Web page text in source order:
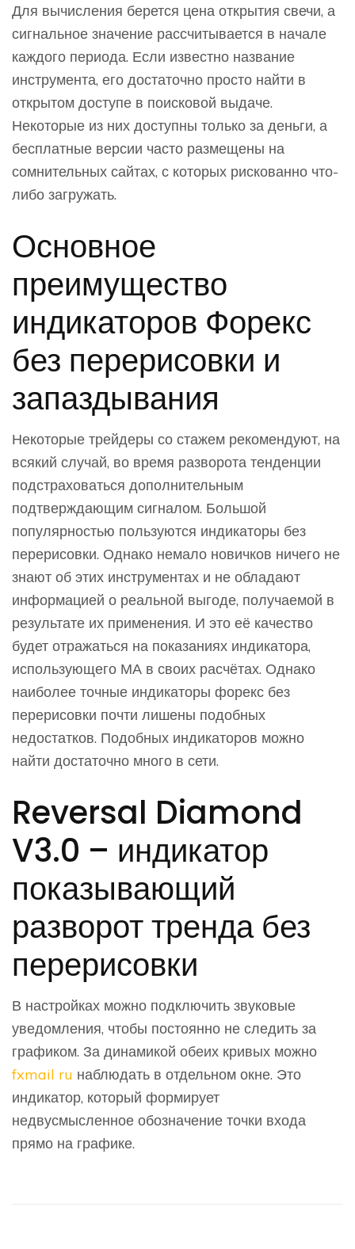
Для вычисления берется цена открытия свечи, а
сигнальное значение рассчитывается в начале
каждого периода. Если известно название
инструмента, его достаточно просто найти в
открытом доступе в поисковой выдаче.
Некоторые из них доступны только за деньги, а
бесплатные версии часто размещены на
сомнительных сайтах, с которых рискованно что-
либо загружать.
Основное
преимущество
индикаторов Форекс
без перерисовки и
запаздывания
Некоторые трейдеры со стажем рекомендуют, на
всякий случай, во время разворота тенденции
подстраховаться дополнительным
подтверждающим сигналом. Большой
популярностью пользуются индикаторы без
перерисовки. Однако немало новичков ничего не
знают об этих инструментах и не обладают
информацией о реальной выгоде, получаемой в
результате их применения. И это её качество
будет отражаться на показаниях индикатора,
использующего МА в своих расчётах. Однако
наиболее точные индикаторы форекс без
перерисовки почти лишены подобных
недостатков. Подобных индикаторов можно
найти достаточно много в сети.
Reversal Diamond
V3.0 – индикатор
показывающий
разворот тренда без
перерисовки
В настройках можно подключить звуковые
уведомления, чтобы постоянно не следить за
графиком. За динамикой обеих кривых можно
fxmail ru наблюдать в отдельном окне. Это
индикатор, который формирует
недвусмысленное обозначение точки входа
прямо на графике.